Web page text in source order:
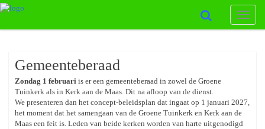
Toggle
Gemeenteberaad
Zondag 1 februariis er een gemeenteberaad in zowel de Groene
Tuinkerk als in Kerk aan de Maas. Dit na afloop van de dienst.
We presenteren dan het concept-beleidsplan dat ingaat op 1 januari 2027,
het moment dat het samengaan van de Groene Tuinkerk en Kerk aan de
Maas een feit is. Leden van beide kerken worden van harte uitgenodigd